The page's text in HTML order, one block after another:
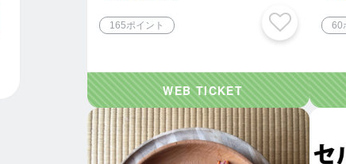
165ポイント 60